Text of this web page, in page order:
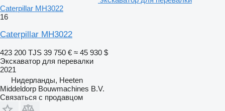
Caterpillar MH3022
16
Caterpillar MH3022
423 200 TJS 39 750 € ≈ 45 930 $
Экскаватор для перевалки
2021
Нидерланды, Heeten
Middeldorp Bouwmachines B.V.
Связаться с продавцом